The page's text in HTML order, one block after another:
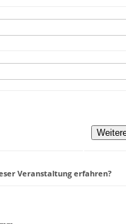
Veranstaltung erfahren?